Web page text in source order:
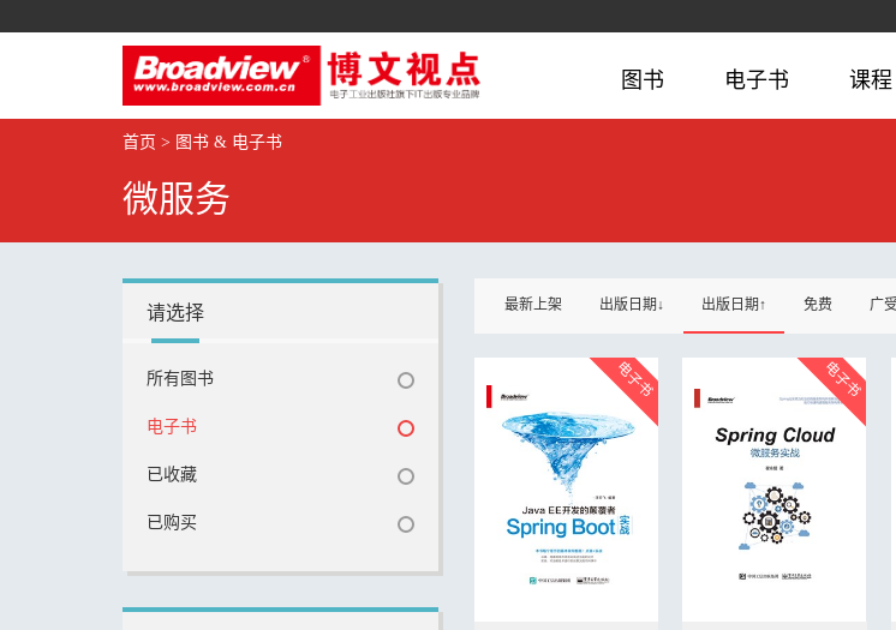
图书 电子书 课程
首页 > 图书 & 电子书
微服务
请选择
所有图书
电子书
已收藏
已购买
最新上架 出版日期↓ 出版日期↑ 免费 广